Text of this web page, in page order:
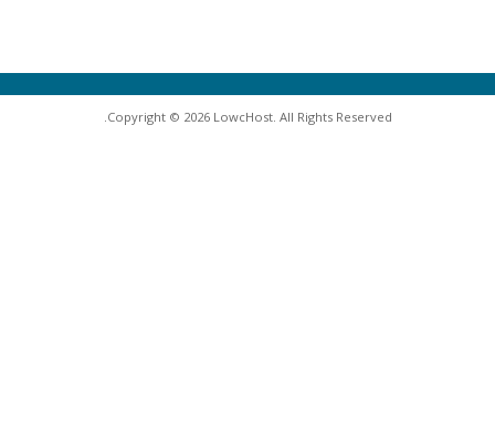
Copyright © 2026 LowcHost. All Rights Reserved.